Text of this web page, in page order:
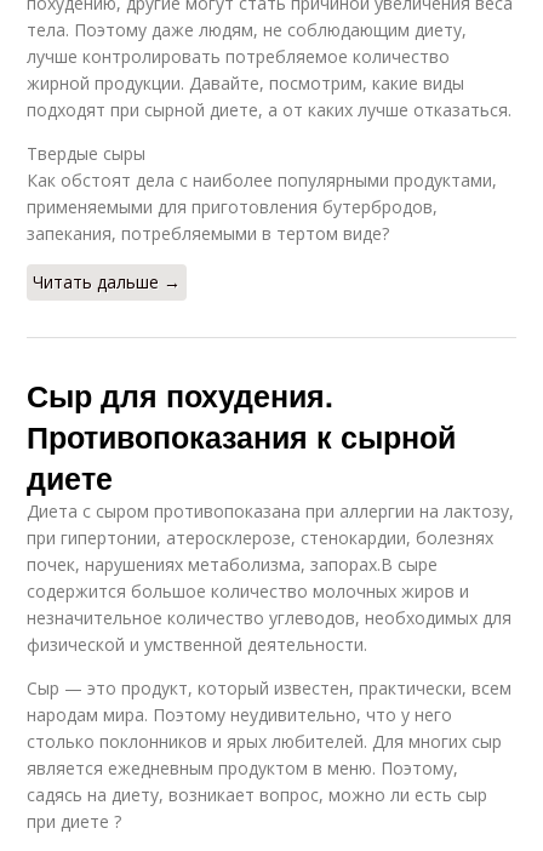
тела. Поэтому даже людям, не соблюдающим диету,
лучше контролировать потребляемое количество
жирной продукции. Давайте, посмотрим, какие виды
подходят при сырной диете, а от каких лучше отказаться.
Твердые сыры
Как обстоят дела с наиболее популярными продуктами,
применяемыми для приготовления бутербродов,
запекания, потребляемыми в тертом виде?
Читать дальше →
Сыр для похудения.
Противопоказания к сырной
диете
Диета с сыром противопоказана при аллергии на лактозу,
при гипертонии, атеросклерозе, стенокардии, болезнях
почек, нарушениях метаболизма, запорах.В сыре
содержится большое количество молочных жиров и
незначительное количество углеводов, необходимых для
физической и умственной деятельности.
Сыр — это продукт, который известен, практически, всем
народам мира. Поэтому неудивительно, что у него
столько поклонников и ярых любителей. Для многих сыр
является ежедневным продуктом в меню. Поэтому,
садясь на диету, возникает вопрос, можно ли есть сыр
при диете ?